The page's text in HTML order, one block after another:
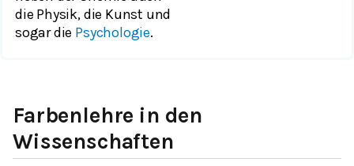
die Physik, die Kunst und
sogar die Psychologie.
Farbenlehre in den
Wissenschaften